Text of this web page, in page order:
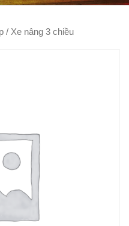
/ Xe nâng 3 chiều